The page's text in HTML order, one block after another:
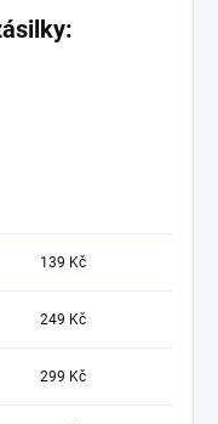
139 Kč
249 Kč
299 Kč